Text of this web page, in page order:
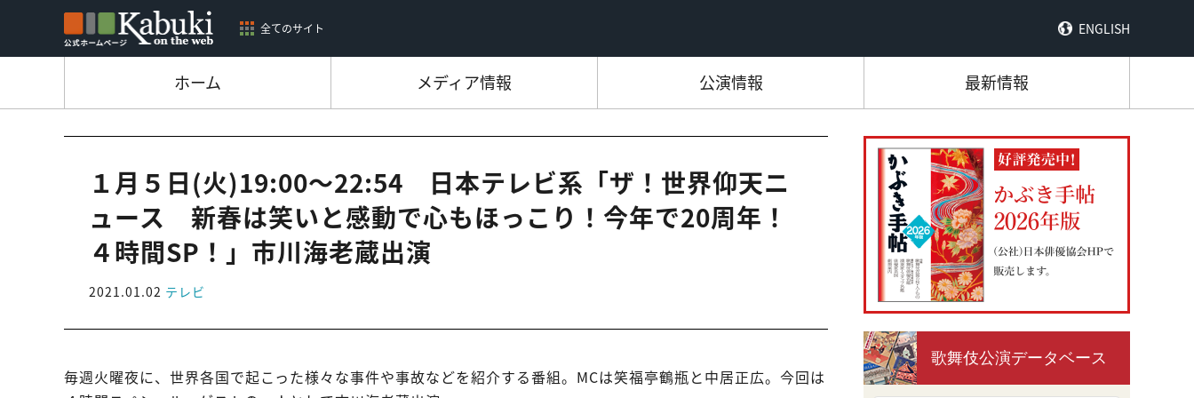
全てのサイト ENGLISH
ホーム メディア情報 公演情報 最新情報
１月５日(火)19:00～22:54 日本テレビ系「ザ！世界仰天ニ
ュース 新春は笑いと感動で心もほっこり！今年で20周年！
４時間SP！」市川海老蔵出演
2021.01.02 テレビ
毎週火曜夜に、世界各国で起こった様々な事件や事故などを紹介する番組。MCは笑福亭鶴瓶と中居正広。今回は
歌舞伎公演データベース